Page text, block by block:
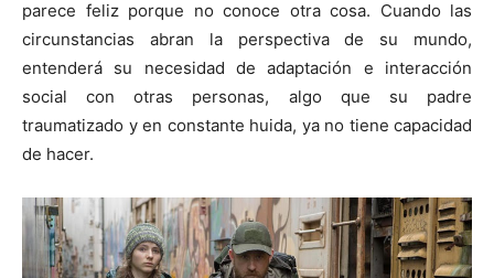
parece feliz porque no conoce otra cosa. Cuando las
circunstancias abran la perspectiva de su mundo,
entenderá su necesidad de adaptación e interacción
social con otras personas, algo que su padre
traumatizado y en constante huida, ya no tiene capacidad
de hacer.